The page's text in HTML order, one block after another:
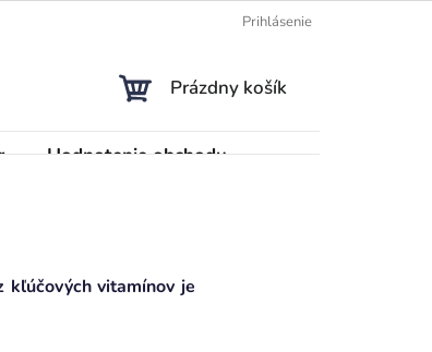
Prihlásenie
NÁKUPNÝ
Prázdny košík
Hodnotenie obchodu
kľúčových vitamínov je